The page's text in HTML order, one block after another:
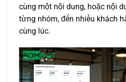
cùng một nội dung, hoặc nội
từng nhóm, đến nhiều khách
cùng lúc.